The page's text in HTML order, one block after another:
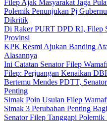
Filep Ajak Masyarakat Jaga
Polemik Penunjukan Pj
Dikritik
Di Raker PURT DPD RI, Filep
Provinsi
KPK Resmi Ajukan Banding
Alasannya
Ini Catatan Senator Filep
Filep: Perjuangan Kenaikan
Bertemu Mendes PDTT,
Penting
Simak Poin Usulan Filep
Simak 3 Perubahan Penting
Senator Filep Tanggapi